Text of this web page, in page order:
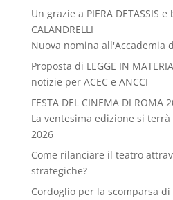
Un grazie a PIERA DETASSIS
CALANDRELLI
Nuova nomina all'Accademia
Proposta di LEGGE IN
notizie per ACEC e ANCCI
FESTA DEL CINEMA DI ROMA
La ventesima edizione si
2026
Come rilanciare il teatro
strategiche?
Cordoglio per la scomparsa di